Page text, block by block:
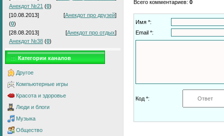
Анекдот №21 (0)
[10.08.2013]
[Анекдот про друзей]
(0)
[28.08.2013]
[Анекдот про отдых]
Анекдот №38 (0)
Категории каналов
Другое
Компьютерные игры
Красота и здоровье
Люди и блоги
Музыка
Общество
Всего комментариев: 0
Имя *:
Email *:
Код *: